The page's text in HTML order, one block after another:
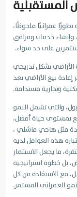
المستقبلية
عمرانيًا ملحوظًا،
وإنشاء خدمات ومرافق
على حد سواء.
بشكل تدريجي
بيع الأراضي بعد
وتجارية مستدامة.
والتي تشمل النمو
بمستوى حياة أفضل،
مثل هاجي ماشلي ،
هذه العوامل لديه
ما يجعل الاستثمار
بل خطوة استراتيجية
مع الاستفادة من كل
العمراني المستمر.